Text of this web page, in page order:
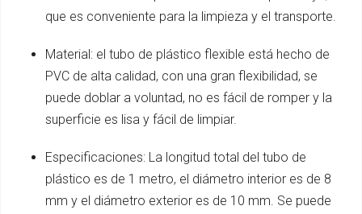
que es conveniente para la limpieza y el transporte.
Material: el tubo de plástico flexible está hecho de
PVC de alta calidad, con una gran flexibilidad, se
puede doblar a voluntad, no es fácil de romper y la
superficie es lisa y fácil de limpiar.
Especificaciones: La longitud total del tubo de
plástico es de 1 metro, el diámetro interior es de 8
mm y el diámetro exterior es de 10 mm. Se puede